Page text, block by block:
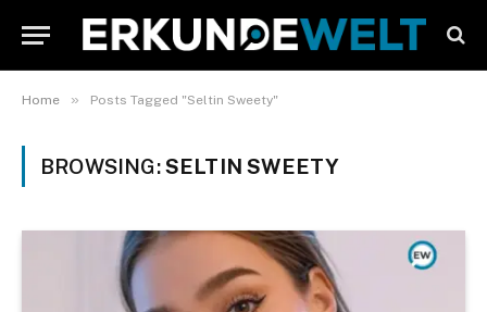
Home » Posts Tagged "Seltin Sweety"
BROWSING:SELTIN SWEETY